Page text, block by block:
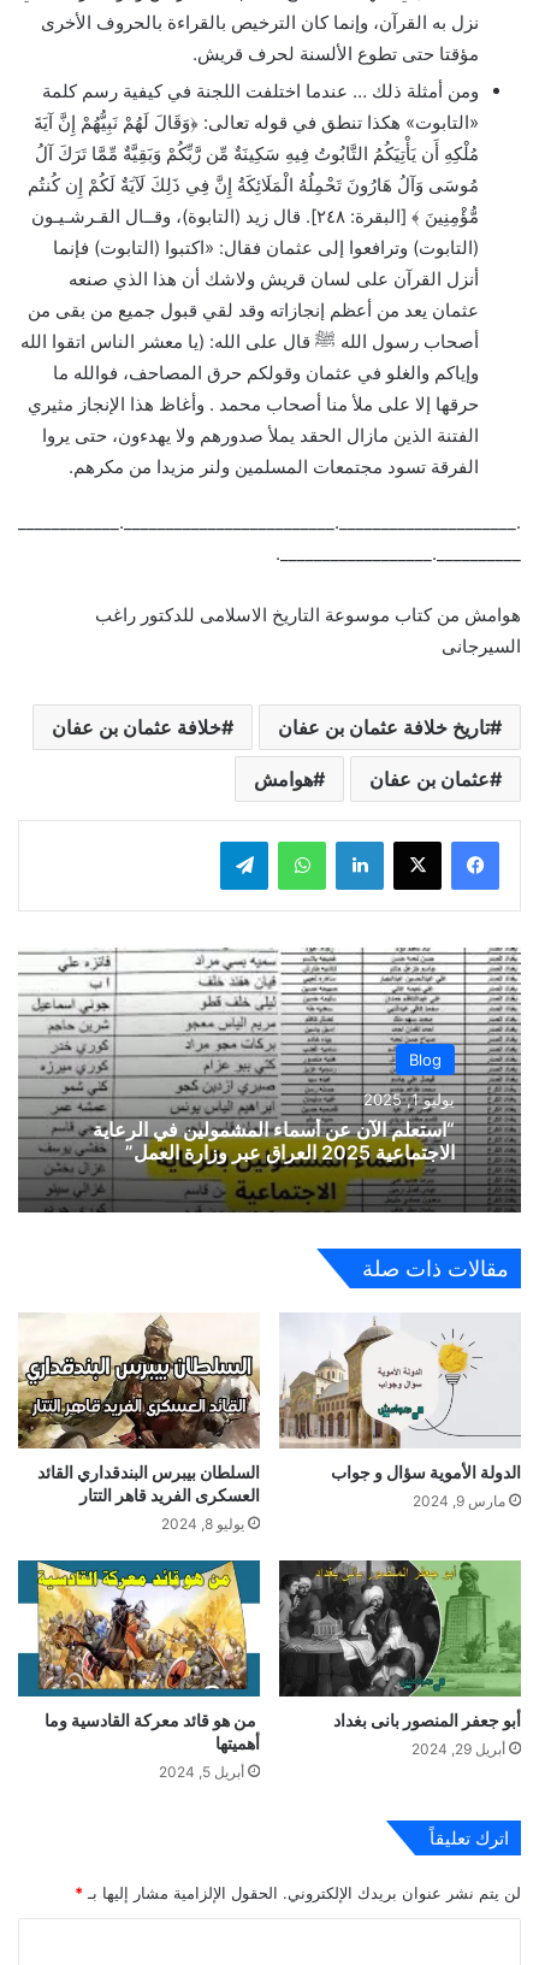
نزل به القرآن، وإنما كان الترخيص بالقراءة بالحروف الأخرى
مؤقتا حتى تطوع الألسنة لحرف قريش.
ومن أمثلة ذلك … عندما اختلفت اللجنة في كيفية رسم كلمة
«التابوت» هكذا تنطق في قوله تعالى: ﴿وَقَالَ لَهُمْ نَبِيُّهُمْ إِنَّ آيَةَ
مُلْكِهِ أَن يَأْتِيَكُمُ التَّابُوتُ فِيهِ سَكِينَةٌ مِّن رَّبِّكُمْ وَبَقِيَّةٌ مِّمَّا تَرَكَ آلُ
مُوسَى وَآلُ هَارُونَ تَحْمِلُهُ الْمَلَائِكَةُ إِنَّ فِي ذَلِكَ لَآيَةٌ لَكُمْ إِن كُنتُم
مُّؤْمِنِينَ ﴾ [البقرة: ٢٤٨]. قال زيد (التابوة)، وقــال القـرشـيـون
(التابوت) وترافعوا إلى عثمان فقال: «اكتبوا (التابوت) فإنما
أنزل القرآن على لسان قريش ولاشك أن هذا الذي صنعه
عثمان يعد من أعظم إنجازاته وقد لقي قبول جميع من بقى من
أصحاب رسول الله ﷺ قال على الله: (يا معشر الناس اتقوا الله
وإياكم والغلو في عثمان وقولكم حرق المصاحف، فوالله ما
حرقها إلا على ملأ منا أصحاب محمد . وأغاظ هذا الإنجاز مثيري
الفتنة الذين مازال الحقد يملأ صدورهم ولا يهدءون، حتى يروا
الفرقة تسود مجتمعات المسلمين ولنر مزيدا من مكرهم.
._____________________._________________________.____________
__________.__________________.
هوامش من كتاب موسوعة التاريخ الاسلامى للدكتور راغب
السيرجانى
تاريخ خلافة عثمان بن عفان خلافة عثمان بن عفان
عثمان بن عفان هوامش
لينكدإن واتساب
Blog
يوليو 1, 2025
“استعلم الآن عن أسماء المشمولين في الرعاية
الاجتماعية 2025 العراق عبر وزارة العمل”
مقالات ذات صلة
الدولة الأموية سؤال و جواب
مارس 9, 2024
السلطان بيبرس البندقداري القائد
العسكرى الفريد قاهر التتار
يوليو 8, 2024
أبو جعفر المنصور بانى بغداد
أبريل 29, 2024
من هو قائد معركة القادسية وما
أهميتها
أبريل 5, 2024
اترك تعليقاً
لن يتم نشر عنوان بريدك الإلكتروني. الحقول الإلزامية مشار إليها بـ *